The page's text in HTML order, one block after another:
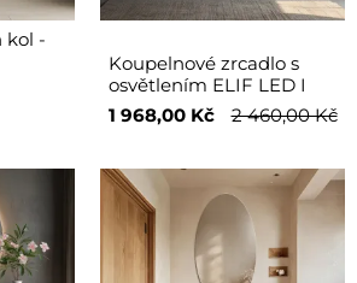
kol -
Koupelnové zrcadlo s
osvětlením ELIF LED I
1 968,00 Kč
2 460,00 Kč